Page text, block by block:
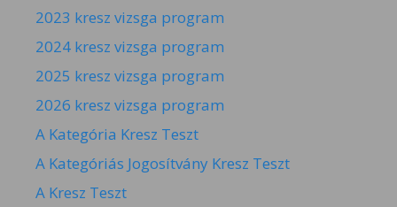
2023 kresz vizsga program
2024 kresz vizsga program
2025 kresz vizsga program
2026 kresz vizsga program
A Kategória Kresz Teszt
A Kategóriás Jogosítvány Kresz Teszt
A Kresz Teszt